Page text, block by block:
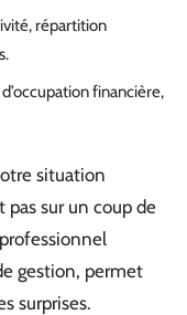
répartition
financière,
situation
pas sur un coup de
gestion, permet
surprises.